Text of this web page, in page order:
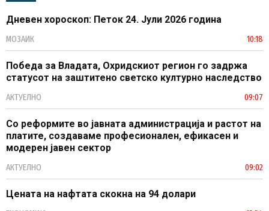
Дневен хороскоп: Петок 24. Јули 2026 година
МОЗАИК 10:18
Победа за Владата, Охридскиот регион го задржа
статусот на заштитено светско културно наследство
АКТУЕЛНО 09:07
Со реформите во јавната администрација и растот на
платите, создаваме професионален, ефикасен и
модерен јавен сектор
АКТУЕЛНО 09:02
Цената на нафтата скокна на 94 долари